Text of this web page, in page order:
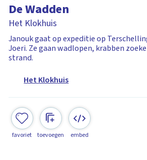
De Wadden
Het Klokhuis
Janouk gaat op expeditie op
Joeri. Ze gaan wadlopen, krabben
strand.
Het Klokhuis
favoriet toevoegen embed